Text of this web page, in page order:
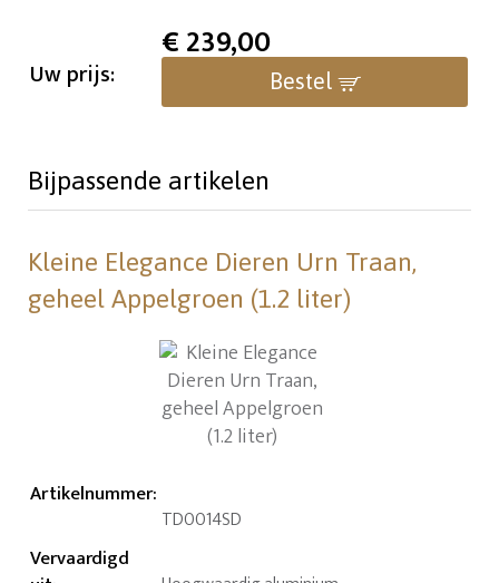
Uw prijs:
€239,00
Bestel
Bijpassende artikelen
Kleine Elegance Dieren Urn Traan,
geheel Appelgroen (1.2 liter)
Artikelnummer:
TD0014SD
Vervaardigd